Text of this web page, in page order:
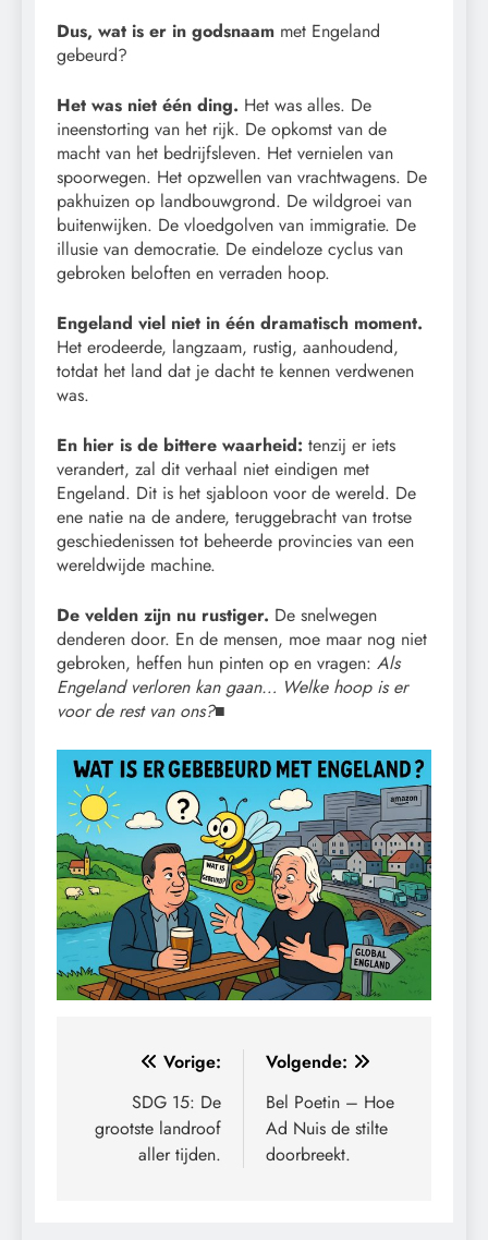
Dus, wat is er in godsnaam met Engeland
gebeurd?
Het was niet één ding. Het was alles. De
ineenstorting van het rijk. De opkomst van de
macht van het bedrijfsleven. Het vernielen van
spoorwegen. Het opzwellen van vrachtwagens. De
pakhuizen op landbouwgrond. De wildgroei van
buitenwijken. De vloedgolven van immigratie. De
illusie van democratie. De eindeloze cyclus van
gebroken beloften en verraden hoop.
Engeland viel niet in één dramatisch moment.
Het erodeerde, langzaam, rustig, aanhoudend,
totdat het land dat je dacht te kennen verdwenen
was.
En hier is de bittere waarheid: tenzij er iets
verandert, zal dit verhaal niet eindigen met
Engeland. Dit is het sjabloon voor de wereld. De
ene natie na de andere, teruggebracht van trotse
geschiedenissen tot beheerde provincies van een
wereldwijde machine.
De velden zijn nu rustiger. De snelwegen
denderen door. En de mensen, moe maar nog niet
gebroken, heffen hun pinten op en vragen: Als
Engeland verloren kan gaan… Welke hoop is er
voor de rest van ons?■
Bericht
navigatie
Vorige:
SDG 15: De
grootste landroof
aller tijden.
Volgende:
Bel Poetin – Hoe
Ad Nuis de stilte
doorbreekt.